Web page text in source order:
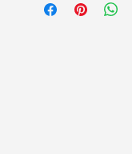
4846 Redlham